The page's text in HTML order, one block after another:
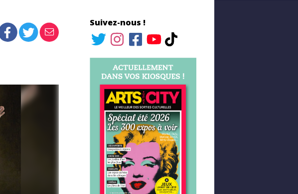
Suivez-nous !